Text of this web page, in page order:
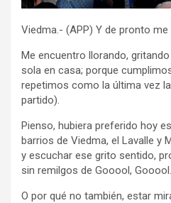
Viedma.- (APP) Y de pronto
Me encuentro llorando,
sola en casa; porque
repetimos como la última vez
partido).
Pienso, hubiera preferido hoy
barrios de Viedma, el Lavalle y
y escuchar ese grito sentido,
sin remilgos de Gooool,
O por qué no también, estar